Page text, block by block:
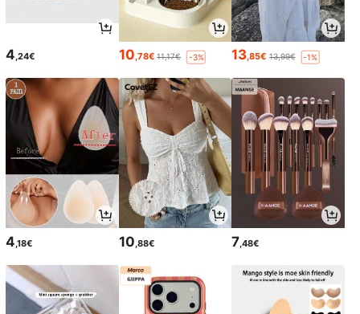
4,24€ 10,78€ 11,17€ -3% 13,85€ 13,99€ -1%
4 ,18€ 10 ,88€ 7 ,48€